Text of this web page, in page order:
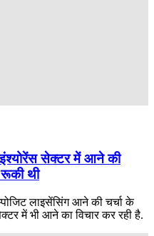
सेक्टर में आने की
थी
लाइसेंसिंग आने की चर्चा के
में भी आने का विचार कर रही है.